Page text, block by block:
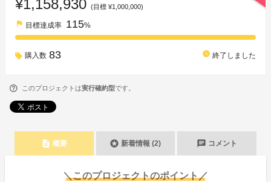
¥1,158,930 (目標 ¥1,000,000)
flag 目標達成率 115%
購入数 83 watch_later 終了しました
このプロジェクトは実行確約型です。
description 概要 stars 新着情報 (2) chat コメント
＼このプロジェクトのポイント／